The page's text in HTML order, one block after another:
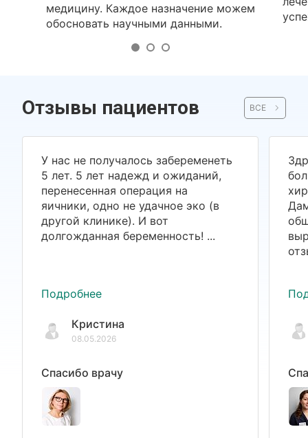
медицину. Каждое назначение можем
обосновать научными данными.
Отзывы пациентов ВСЕ
У нас не получалось забеременеть
5 лет. 5 лет надежд и ожиданий,
перенесенная операция на
яичники, одно не удачное эко (в
другой клинике). И вот
долгожданная беременность! ...
Подробнее
Кристина
08.05.2026
Спасибо врачу